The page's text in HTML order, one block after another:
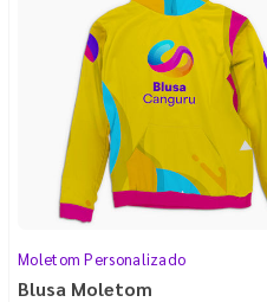
Moletom Personalizado
Blusa Moletom